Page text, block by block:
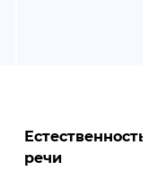
Естественность
речи